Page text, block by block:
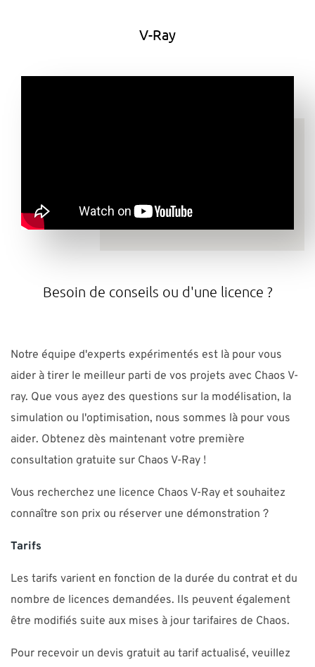
V-Ray
Besoin de conseils ou d'une licence ?
Notre équipe d'experts expérimentés est là pour vous
aider à tirer le meilleur parti de vos projets avec Chaos V-
ray. Que vous ayez des questions sur la modélisation, la
simulation ou l'optimisation, nous sommes là pour vous
aider. Obtenez dès maintenant votre première
consultation gratuite sur Chaos V-Ray !
Vous recherchez une licence Chaos V-Ray et souhaitez
connaître son prix ou réserver une démonstration ?
Tarifs
Les tarifs varient en fonction de la durée du contrat et du
nombre de licences demandées. Ils peuvent également
être modifiés suite aux mises à jour tarifaires de Chaos.
Pour recevoir un devis gratuit au tarif actualisé, veuillez